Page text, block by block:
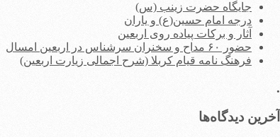
جایگاه حضرت زینب (س)
درجه امام حسین(ع) و یاران
آثار و برکات پیاده روی اربعین
حضور ۶۰ مداح و سخنران سرشناس در اربعین امسال
فرهنگ نامه قیام کربلا (شرح اجمالی زیارت اربعین)
.
آخرین دیدگاه‌ها